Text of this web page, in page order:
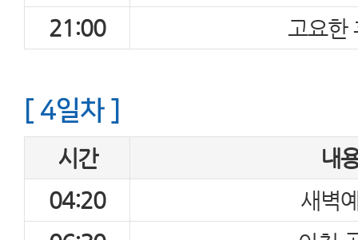
21:00
고요한
[ 4일차 ]
시간
내
04:20
새벽